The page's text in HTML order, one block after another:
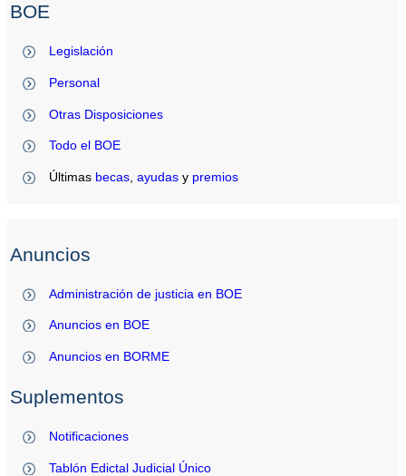
BOE
Legislación
Personal
Otras Disposiciones
Todo el BOE
Últimas becas ,ayudas y premios
Anuncios
Administración de justicia en BOE
Anuncios en BOE
Anuncios en BORME
Suplementos
Notificaciones
Tablón Edictal Judicial Único